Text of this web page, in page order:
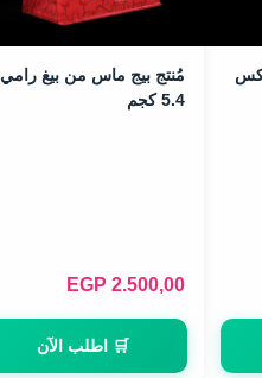
مُنتج بيج ماس من بيغ رامي
5.4 كجم
2.500,00
EGP
🛒 اطلب الآن